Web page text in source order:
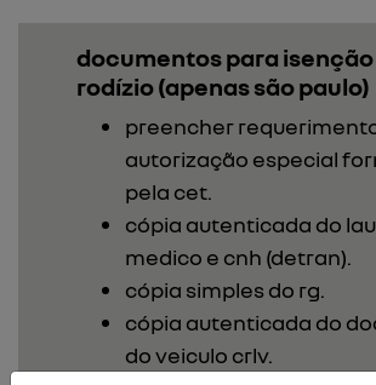
documentos para isenção
rodízio (apenas são paulo)
preencher
autorização especial
pela cet.
cópia autenticada do
medico e cnh (detran).
cópia simples do rg.
cópia autenticada do
do veiculo crlv.